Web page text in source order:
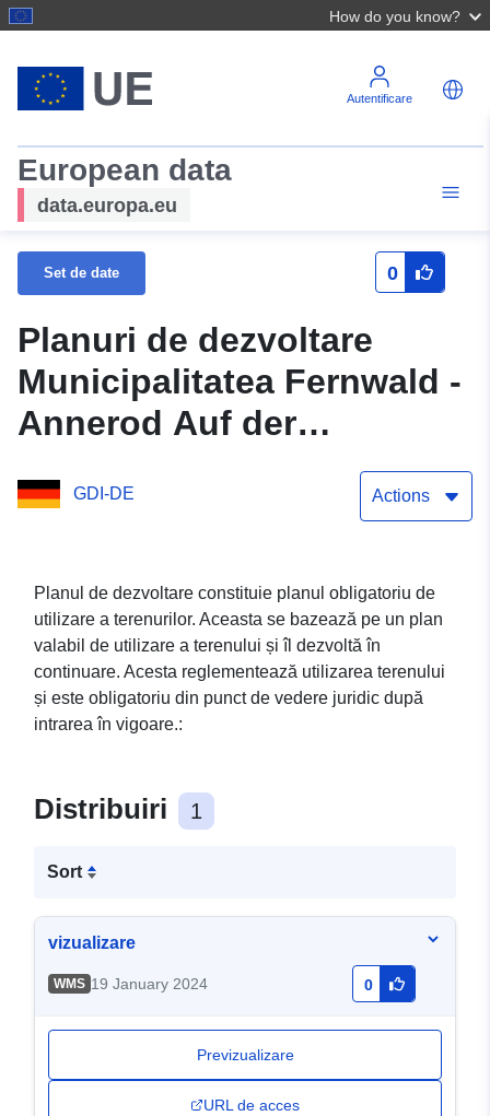
How do you know?
Autentificare
European data
data.europa.eu
Set de date 0
Planuri de dezvoltare
Municipalitatea Fernwald -
Annerod Auf der
GDI-DE Actions
Planul de dezvoltare constituie planul obligatoriu de
utilizare a terenurilor. Aceasta se bazează pe un plan
valabil de utilizare a terenului și îl dezvoltă în
continuare. Acesta reglementează utilizarea terenului
și este obligatoriu din punct de vedere juridic după
intrarea în vigoare.:
Distribuiri 1
Sort
vizualizare
WMS 19 January 2024 0
Previzualizare
URL de acces